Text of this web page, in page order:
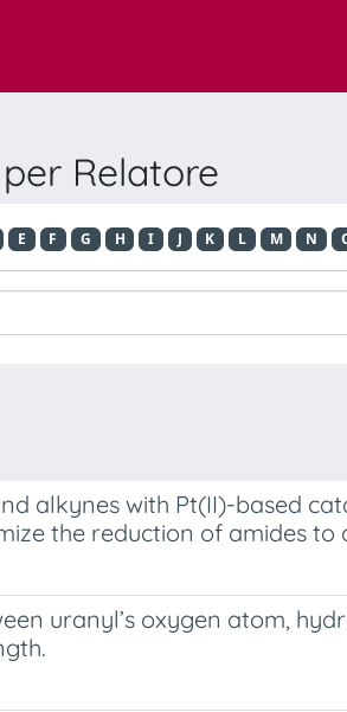
Relatore
E F G H I J K L M N
alkynes with Pt(II)-based
the reduction of amides to
uranyl’s oxygen atom,